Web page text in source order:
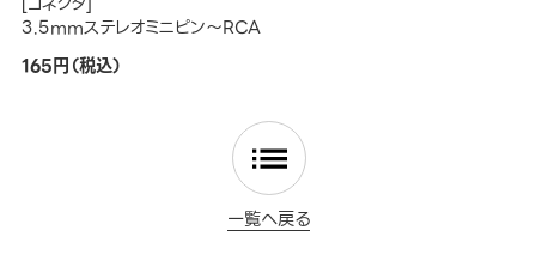
3.5mmステレオミニピン～RCA
165円（税込）
一覧へ戻る